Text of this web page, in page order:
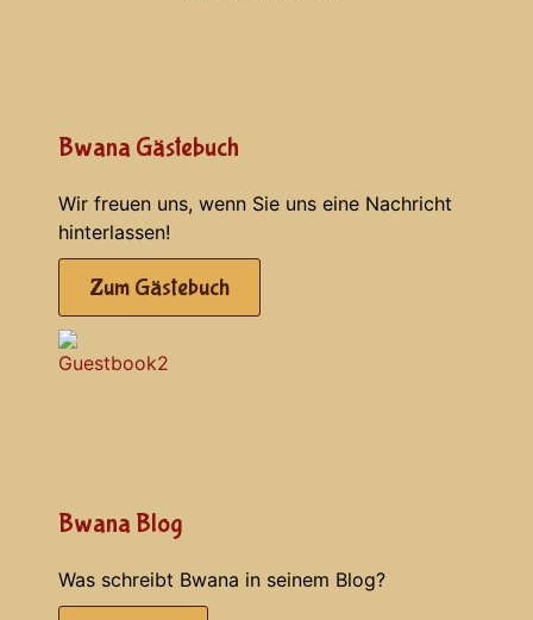
Bwana Gästebuch
Wir freuen uns, wenn Sie uns eine Nachricht
hinterlassen!
Zum Gästebuch
Bwana Blog
Was schreibt Bwana in seinem Blog?